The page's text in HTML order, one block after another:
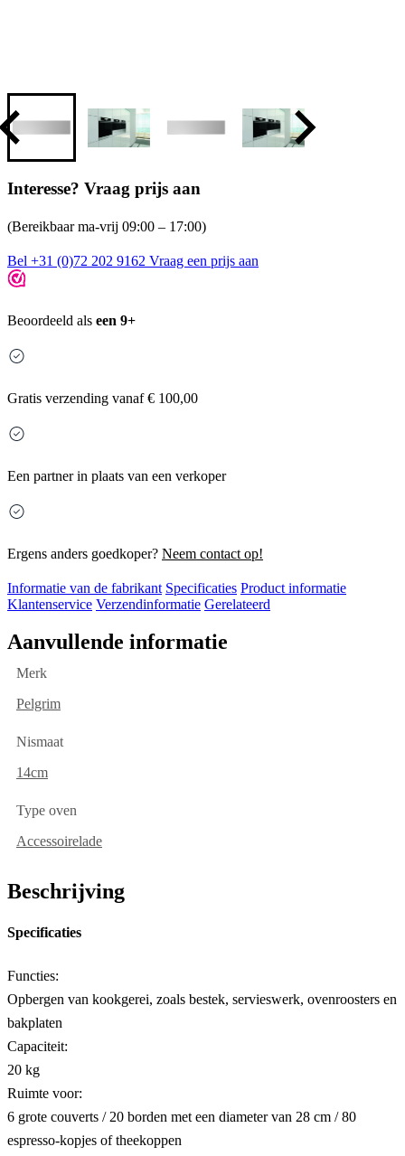
Interesse? Vraag prijs aan
(Bereikbaar ma-vrij 09:00 – 17:00)
Bel +31 (0)72 202 9162 Vraag een prijs aan
Beoordeeld als een 9+
Gratis verzending vanaf € 100,00
Een partner in plaats van een verkoper
Ergens anders goedkoper? Neem contact op!
Informatie van de fabrikant Specificaties Product informatie
Klantenservice Verzendinformatie Gerelateerd
Aanvullende informatie
Merk
Pelgrim
Nismaat
14cm
Type oven
Accessoirelade
Beschrijving
Specificaties
Functies:
Opbergen van kookgerei, zoals bestek, servieswerk, ovenroosters en
bakplaten
Capaciteit:
20 kg
Ruimte voor:
6 grote couverts / 20 borden met een diameter van 28 cm / 80
espresso-kopjes of theekoppen